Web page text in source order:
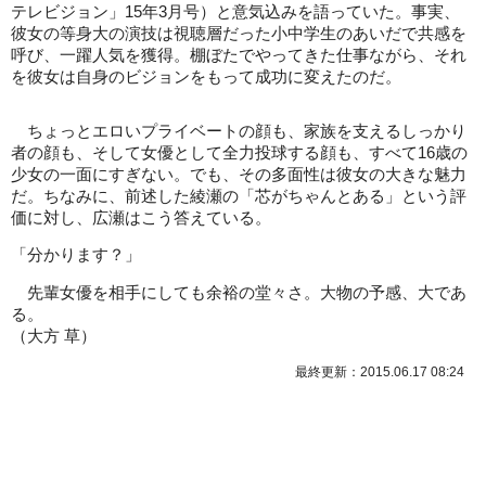
テレビジョン」15年3月号）と意気込みを語っていた。事実、
彼女の等身大の演技は視聴層だった小中学生のあいだで共感を
呼び、一躍人気を獲得。棚ぼたでやってきた仕事ながら、それ
を彼女は自身のビジョンをもって成功に変えたのだ。
ちょっとエロいプライベートの顔も、家族を支えるしっかり
者の顔も、そして女優として全力投球する顔も、すべて16歳の
少女の一面にすぎない。でも、その多面性は彼女の大きな魅力
だ。ちなみに、前述した綾瀬の「芯がちゃんとある」という評
価に対し、広瀬はこう答えている。
「分かります？」
先輩女優を相手にしても余裕の堂々さ。大物の予感、大であ
る。
（大方 草）
最終更新：2015.06.17 08:24